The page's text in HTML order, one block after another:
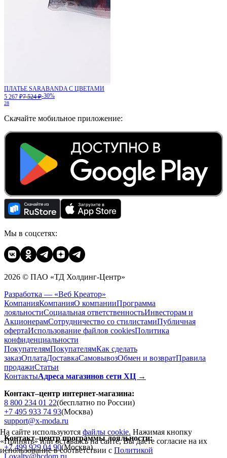
ПЛАТЬЕ SARABANDA С ЦВЕТАМИ
5 267 ₽7 524 ₽-30%
28
Скачайте мобильное приложение:
Мы в соцсетях:
2026 © ПАО «ТД Холдинг-Центр»
Разработка — «Веб Креатор»
КомпанияКомпанияО компанииПрограмма
лояльностиСоциальная ответственностьИнвесторам и
АкционерамСотрудничество со стилистамиПубличная
офертаИспользование файлов cookiesПолитика
конфиденциальности
ПокупателямПокупателямКак сделать
заказОплатаДоставкаCамовывозОбмен и возвратПравила
продажиСтатьи
КонтактыАдреса магазинов сети ХЦ →
Контакт–центр интернет-магазина:
8 800 234 01 22(бесплатно по России)
+7 495 933 74 93(Москва)
support@x-moda.ru
Контакт–центр программы лояльности:
+7 499 929 04 90(Москва)
Loyalty@hcdom.ru
На сайте используются файлы cookie. Нажимая кнопку
«Принять» или оставаясь на сайте, Вы даете согласие на их
использование в соответствии с Политикой